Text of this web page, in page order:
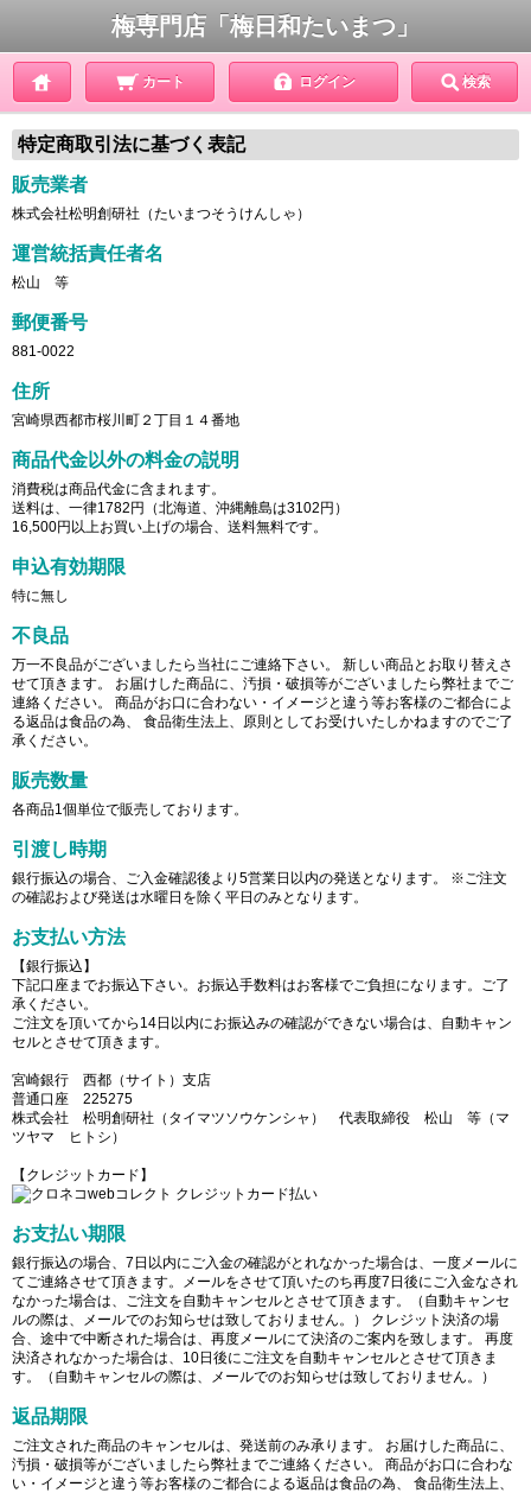
梅専門店「梅日和たいまつ」
カート ログイン 検索
特定商取引法に基づく表記
販売業者
株式会社松明創研社（たいまつそうけんしゃ）
運営統括責任者名
松山 等
郵便番号
881-0022
住所
宮崎県西都市桜川町２丁目１４番地
商品代金以外の料金の説明
消費税は商品代金に含まれます。
送料は、一律1782円（北海道、沖縄離島は3102円）
16,500円以上お買い上げの場合、送料無料です。
申込有効期限
特に無し
不良品
万一不良品がございましたら当社にご連絡下さい。 新しい商品とお取り替えさ
せて頂きます。 お届けした商品に、汚損・破損等がございましたら弊社までご
連絡ください。 商品がお口に合わない・イメージと違う等お客様のご都合によ
る返品は食品の為、 食品衛生法上、原則としてお受けいたしかねますのでご了
承ください。
販売数量
各商品1個単位で販売しております。
引渡し時期
銀行振込の場合、ご入金確認後より5営業日以内の発送となります。 ※ご注文
の確認および発送は水曜日を除く平日のみとなります。
お支払い方法
【銀行振込】
下記口座までお振込下さい。お振込手数料はお客様でご負担になります。ご了
承ください。
ご注文を頂いてから14日以内にお振込みの確認ができない場合は、自動キャン
セルとさせて頂きます。
宮崎銀行 西都（サイト）支店
普通口座 225275
株式会社 松明創研社（タイマツソウケンシャ） 代表取締役 松山 等（マ
ツヤマ ヒトシ）
【クレジットカード】
お支払い期限
銀行振込の場合、7日以内にご入金の確認がとれなかった場合は、一度メールに
てご連絡させて頂きます。メールをさせて頂いたのち再度7日後にご入金なされ
なかった場合は、ご注文を自動キャンセルとさせて頂きます。（自動キャンセ
ルの際は、メールでのお知らせは致しておりません。） クレジット決済の場
合、途中で中断された場合は、再度メールにて決済のご案内を致します。 再度
決済されなかった場合は、10日後にご注文を自動キャンセルとさせて頂きま
す。（自動キャンセルの際は、メールでのお知らせは致しておりません。）
返品期限
ご注文された商品のキャンセルは、発送前のみ承ります。 お届けした商品に、
汚損・破損等がございましたら弊社までご連絡ください。 商品がお口に合わな
い・イメージと違う等お客様のご都合による返品は食品の為、 食品衛生法上、